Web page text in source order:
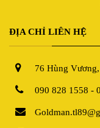
ĐỊA CHỈ LIÊN HỆ
76 Hùng
090 828 1558 -